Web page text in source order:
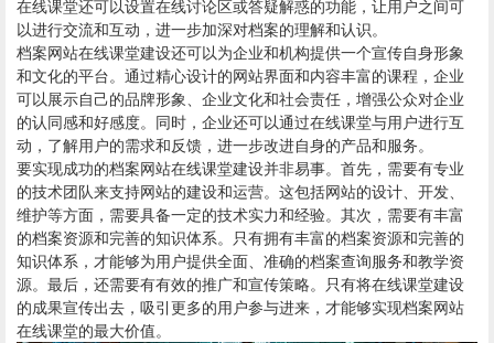
在线课堂还可以设置在线讨论区或答疑解惑的功能，让用户之间可
以进行交流和互动，进一步加深对档案的理解和认识。
档案网站在线课堂建设还可以为企业和机构提供一个宣传自身形象
和文化的平台。通过精心设计的网站界面和内容丰富的课程，企业
可以展示自己的品牌形象、企业文化和社会责任，增强公众对企业
的认同感和好感度。同时，企业还可以通过在线课堂与用户进行互
动，了解用户的需求和反馈，进一步改进自身的产品和服务。
要实现成功的档案网站在线课堂建设并非易事。首先，需要有专业
的技术团队来支持网站的建设和运营。这包括网站的设计、开发、
维护等方面，需要具备一定的技术实力和经验。其次，需要有丰富
的档案资源和完善的知识体系。只有拥有丰富的档案资源和完善的
知识体系，才能够为用户提供全面、准确的档案查询服务和教学资
源。最后，还需要有有效的推广和宣传策略。只有将在线课堂建设
的成果宣传出去，吸引更多的用户参与进来，才能够实现档案网站
在线课堂的最大价值。